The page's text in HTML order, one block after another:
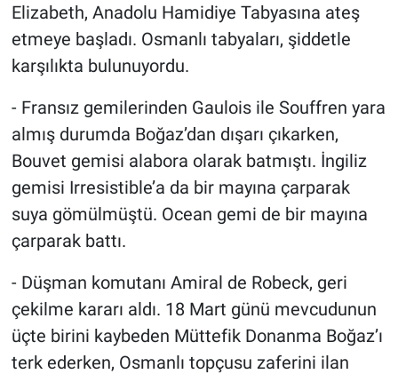
Elizabeth, Anadolu Hamidiye Tabyasına ateş
etmeye başladı. Osmanlı tabyaları, şiddetle
karşılıkta bulunuyordu.
- Fransız gemilerinden Gaulois ile Souffren yara
almış durumda Boğaz’dan dışarı çıkarken,
Bouvet gemisi alabora olarak batmıştı. İngiliz
gemisi Irresistible’a da bir mayına çarparak
suya gömülmüştü. Ocean gemi de bir mayına
çarparak battı.
- Düşman komutanı Amiral de Robeck, geri
çekilme kararı aldı. 18 Mart günü mevcudunun
üçte birini kaybeden Müttefik Donanma Boğaz’ı
terk ederken, Osmanlı topçusu zaferini ilan